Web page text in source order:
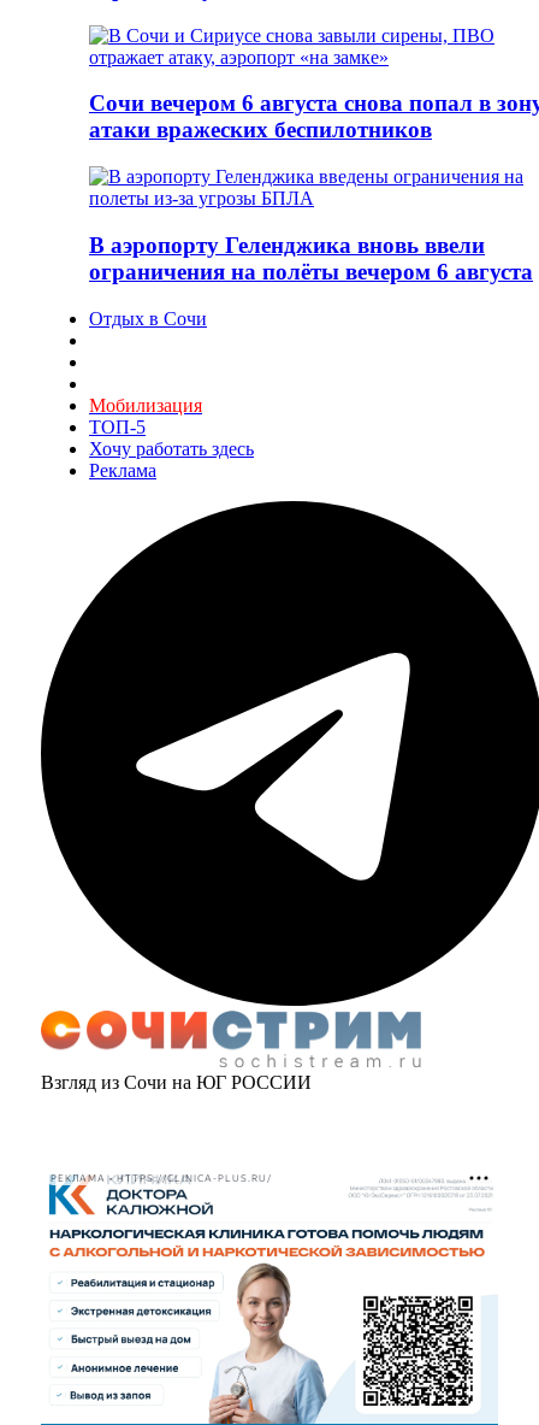
Сочи вечером 6 августа снова попал в
атаки вражеских беспилотников
В аэропорту Геленджика вновь ввели
ограничения на полёты вечером 6 августа
Отдых в Сочи
Мобилизация
ТОП-5
Хочу работать здесь
Реклама
Взгляд из Сочи на ЮГ РОССИИ
РЕКЛАМА • HTTPS://CLINICA-PLUS.RU/